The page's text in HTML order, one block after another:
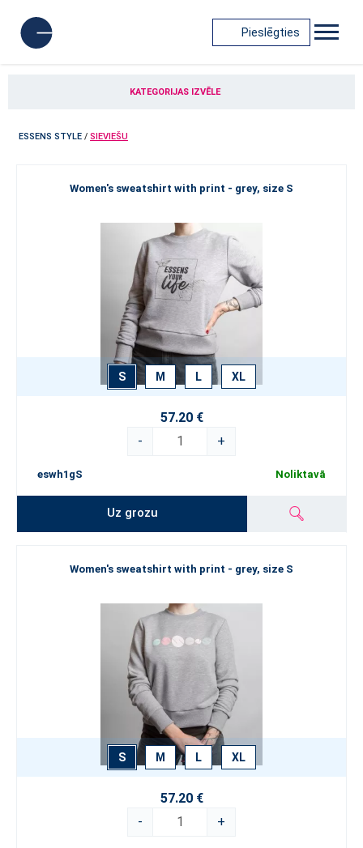
Pieslēgties
KATEGORIJAS IZVĒLE
ESSENS STYLE / SIEVIEŠU
Women's sweatshirt with print - grey, size S
S M L XL
57.20 €
-
+
eswh1gS Noliktavā
Uz grozu
Women's sweatshirt with print - grey, size S
S M L XL
57.20 €
-
+